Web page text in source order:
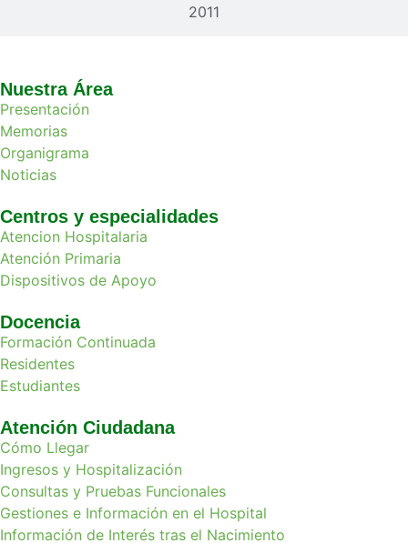
2011
Nuestra Área
Presentación
Memorias
Organigrama
Noticias
Centros y especialidades
Atencion Hospitalaria
Atención Primaria
Dispositivos de Apoyo
Docencia
Formación Continuada
Residentes
Estudiantes
Atención Ciudadana
Cómo Llegar
Ingresos y Hospitalización
Consultas y Pruebas Funcionales
Gestiones e Información en el Hospital
Información de Interés tras el Nacimiento